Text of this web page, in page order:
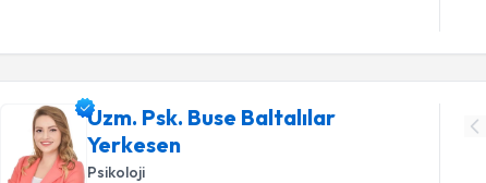
Uzm. Psk. Buse Baltalılar
Yerkesen
Psikoloji